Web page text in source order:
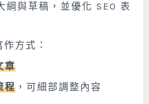
綱與草稿，並優化 SEO 表
方式：
章
程 ，可細部調整內容